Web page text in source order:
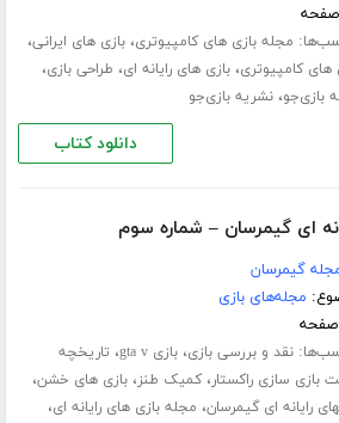
مجله بازی های کامپیوتری،بازی های ایرانی،
های کامپیوتری،بازی های رایانه ای، طراحی بازی،
بازی‌جو،نشریه بازی‌جو
دانلود کتاب
ای گیمرسان – شماره سوم
گیمرسان
مجله‌های بازی
نقد و بررسی بازی،بازی gta v ، تاریخچه
بازی سازی راکستار،کمیک طنز،بازی های خشن،
رایانه ای گیمرسان، مجله بازی های رایانه ای،